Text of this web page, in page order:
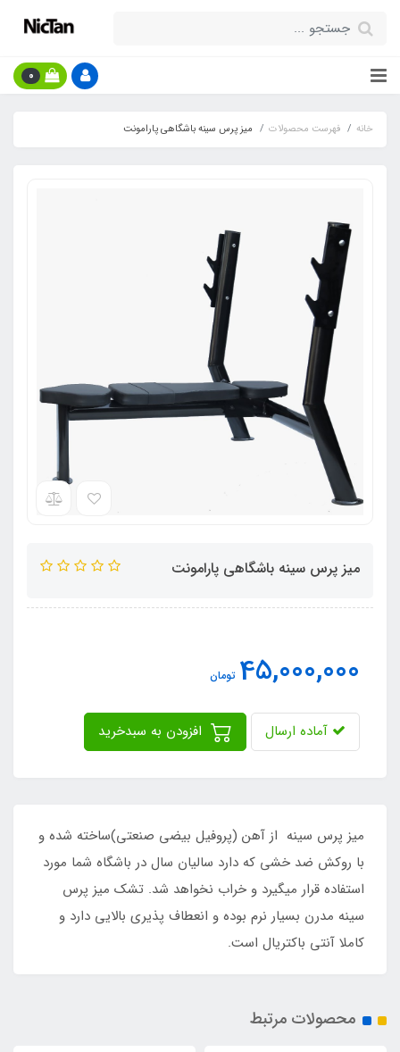
0
خانه فهرست محصولات میز پرس سینه باشگاهی پارامونت
میز پرس سینه باشگاهی پارامونت
45,000,000 تومان
آماده ارسال
میز پرس سینه از آهن (پروفیل بیضی صنعتی)ساخته شده و
با روکش ضد خشی که دارد سالیان سال در باشگاه شما مورد
استفاده قرار میگیرد و خراب نخواهد شد. تشک میز پرس
سینه مدرن بسیار نرم بوده و انعطاف پذیری بالایی دارد و
کاملا آنتی باکتریال است.
محصولات مرتبط